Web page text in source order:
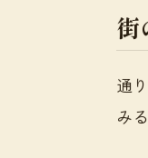
街
通
み